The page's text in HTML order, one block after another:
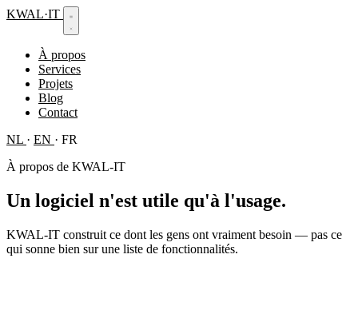
KWAL·IT
À propos
Services
Projets
Blog
Contact
NL · EN · FR
À propos de KWAL-IT
Un logiciel n'est utile qu'à l'usage.
KWAL-IT construit ce dont les gens ont vraiment besoin — pas ce
qui sonne bien sur une liste de fonctionnalités.